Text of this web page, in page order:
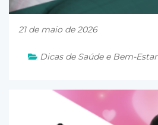
21 de maio de 2026
Dicas de Saúde e Bem-Estar